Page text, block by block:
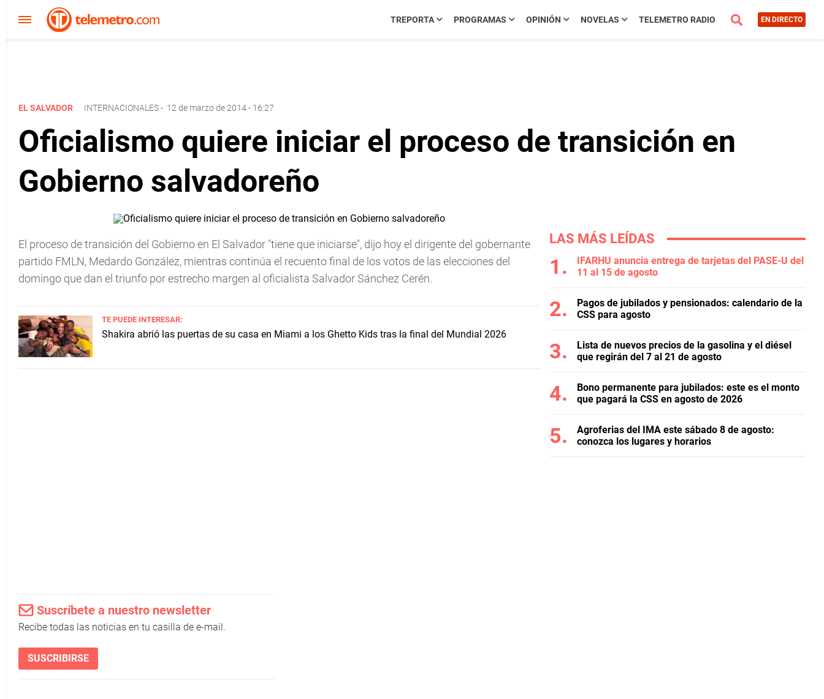
TREPORTA PROGRAMAS OPINIÓN NOVELAS TELEMETRO RADIO EN DIRECTO
EL SALVADOR INTERNACIONALES- 12 de marzo de 2014 - 16:27
Oficialismo quiere iniciar el proceso de transición en
Gobierno salvadoreño
El proceso de transición del Gobierno en El Salvador "tiene que iniciarse", dijo hoy el dirigente del gobernante
partido FMLN, Medardo González, mientras continúa el recuento final de los votos de las elecciones del
domingo que dan el triunfo por estrecho margen al oficialista Salvador Sánchez Cerén.
TE PUEDE INTERESAR:
Shakira abrió las puertas de su casa en Miami a los Ghetto Kids tras la final del Mundial 2026
Suscríbete a nuestro newsletter
Recibe todas las noticias en tu casilla de e-mail.
SUSCRIBIRSE
LAS MÁS LEÍDAS
IFARHU anuncia entrega de tarjetas del PASE-U del
11 al 15 de agosto
Pagos de jubilados y pensionados: calendario de la
CSS para agosto
Lista de nuevos precios de la gasolina y el diésel
que regirán del 7 al 21 de agosto
Bono permanente para jubilados: este es el monto
que pagará la CSS en agosto de 2026
Agroferias del IMA este sábado 8 de agosto:
conozca los lugares y horarios